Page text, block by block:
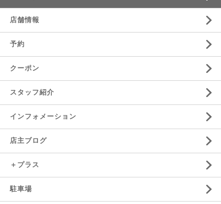
店舗情報
予約
クーポン
スタッフ紹介
インフォメーション
店主ブログ
＋プラス
駐車場